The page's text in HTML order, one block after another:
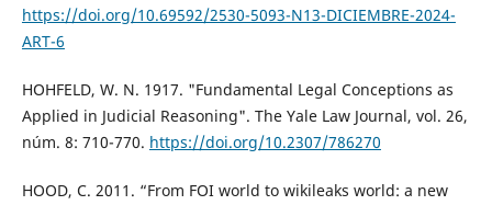
https://doi.org/10.69592/2530-5093-N13-DICIEMBRE-2024-
ART-6
HOHFELD, W. N. 1917. "Fundamental Legal Conceptions as
Applied in Judicial Reasoning". The Yale Law Journal, vol. 26,
núm. 8: 710-770. https://doi.org/10.2307/786270
HOOD, C. 2011. “From FOI world to wikileaks world: a new